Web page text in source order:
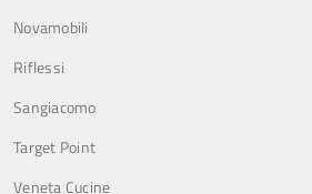
Novamobili
Riflessi
Sangiacomo
Target Point
Veneta Cucine